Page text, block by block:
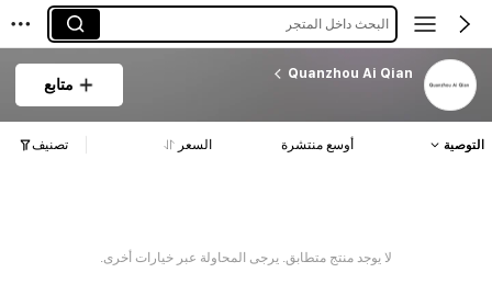
البحث داخل المتجر
Quanzhou Ai Qian
متابع
التوصية أوسع منتشرة السعر تصنيف
لا يوجد منتج متطابق. يرجى المحاولة عبر خيارات أخرى.